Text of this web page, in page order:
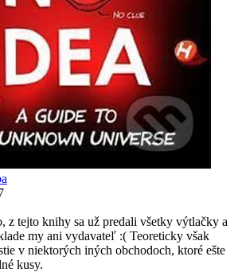
z tejto knihy sa už predali všetky výtlačky a
my ani vydavateľ :( Teoreticky však
v niektorých iných obchodoch, ktoré ešte
kusy.